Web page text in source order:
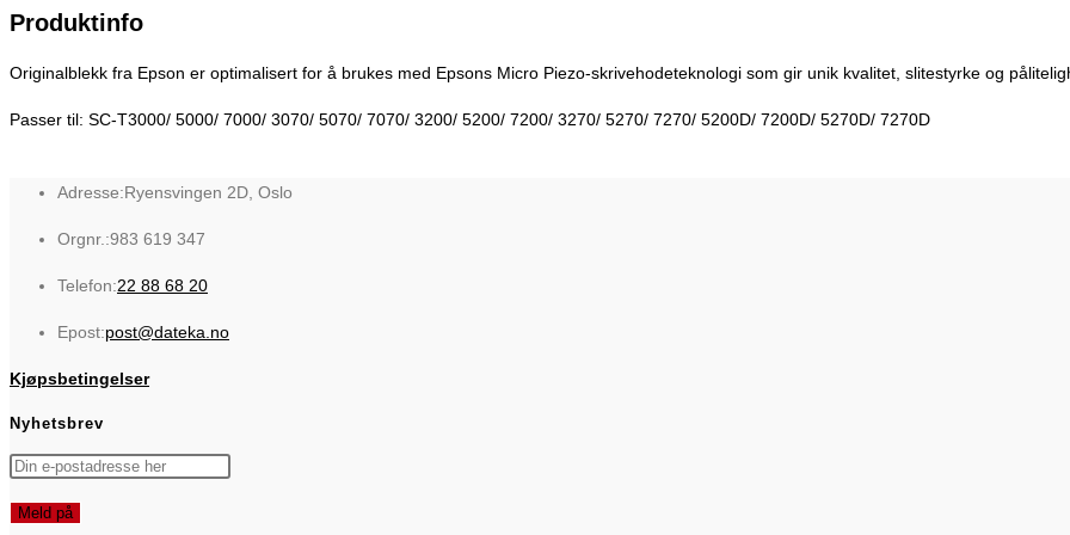
Produktinfo
Originalblekk fra Epson er optimalisert for å brukes med Epsons Micro Piezo-skrivehodeteknologi som gir unik kvalitet, slitestyrke og
Passer til: SC-T3000/ 5000/ 7000/ 3070/ 5070/ 7070/ 3200/ 5200/ 7200/ 3270/ 5270/ 7270/ 5200D/ 7200D/ 5270D/ 7270D
Adresse:Ryensvingen 2D, Oslo
Orgnr.:983 619 347
Telefon:22 88 68 20Opens
your
Epost:post@dateka.noOpens
Kjøpsbetingelser
Nyhetsbrev